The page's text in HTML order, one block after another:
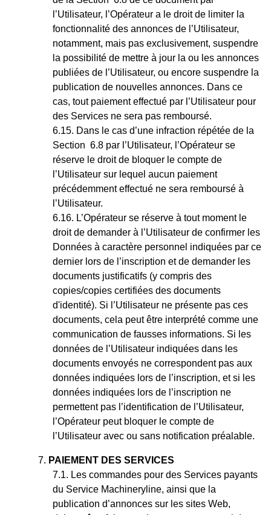
l’Utilisateur, l’Opérateur a le droit de limiter la
fonctionnalité des annonces de l’Utilisateur,
notamment, mais pas exclusivement, suspendre
la possibilité de mettre à jour la ou les annonces
publiées de l’Utilisateur, ou encore suspendre la
publication de nouvelles annonces. Dans ce
cas, tout paiement effectué par l’Utilisateur pour
des Services ne sera pas remboursé.
Dans le cas d’une infraction répétée de la
Section 6.8 par l’Utilisateur, l’Opérateur se
réserve le droit de bloquer le compte de
l’Utilisateur sur lequel aucun paiement
précédemment effectué ne sera remboursé à
l’Utilisateur.
L’Opérateur se réserve à tout moment le
droit de demander à l’Utilisateur de confirmer les
Données à caractère personnel indiquées par ce
dernier lors de l’inscription et de demander les
documents justificatifs (y compris des
copies/copies certifiées des documents
d'identité). Si l’Utilisateur ne présente pas ces
documents, cela peut être interprété comme une
communication de fausses informations. Si les
données de l’Utilisateur indiquées dans les
documents envoyés ne correspondent pas aux
données indiquées lors de l’inscription, et si les
données indiquées lors de l’inscription ne
permettent pas l’identification de l’Utilisateur,
l’Opérateur peut bloquer le compte de
l’Utilisateur avec ou sans notification préalable.
PAIEMENT DES SERVICES
Les commandes pour des Services payants
du Service Machineryline, ainsi que la
publication d’annonces sur les sites Web,